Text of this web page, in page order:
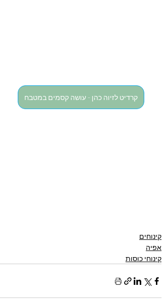
קרדיט לזיוה כהן - עושה קסמים במטבח
קינוחים
אפיה
קינוחי כוסות